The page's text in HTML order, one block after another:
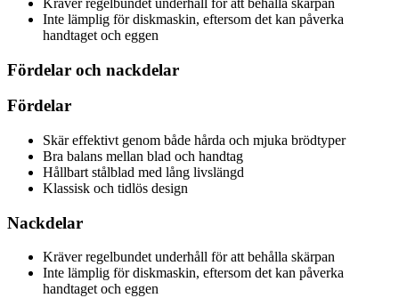
Inte lämplig för diskmaskin, eftersom det kan påverka
handtaget och eggen
Fördelar och nackdelar
Fördelar
Skär effektivt genom både hårda och mjuka brödtyper
Bra balans mellan blad och handtag
Hållbart stålblad med lång livslängd
Klassisk och tidlös design
Nackdelar
Kräver regelbundet underhåll för att behålla skärpan
Inte lämplig för diskmaskin, eftersom det kan påverka
handtaget och eggen